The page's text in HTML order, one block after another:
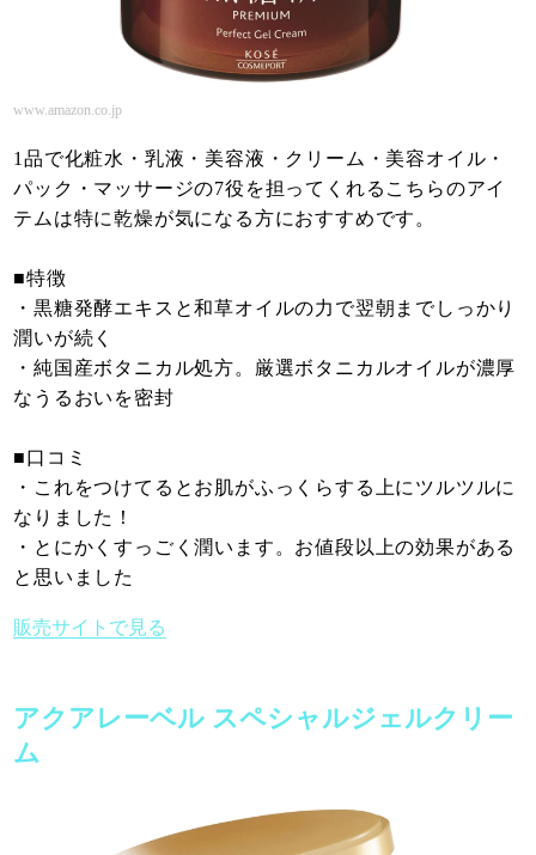
www.amazon.co.jp
1品で化粧水・乳液・美容液・クリーム・美容オイル・
パック・マッサージの7役を担ってくれるこちらのアイ
テムは特に乾燥が気になる方におすすめです。
■特徴
・黒糖発酵エキスと和草オイルの力で翌朝までしっかり
潤いが続く
・純国産ボタニカル処方。厳選ボタニカルオイルが濃厚
なうるおいを密封
■口コミ
・これをつけてるとお肌がふっくらする上にツルツルに
なりました！
・とにかくすっごく潤います。お値段以上の効果がある
と思いました
販売サイトで見る
アクアレーベル スペシャルジェルクリー
ム